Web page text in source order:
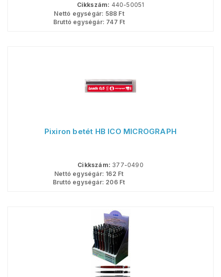
Cikkszám: 440-50051
Nettó egységár: 588 Ft
Bruttó egységár: 747 Ft
Pixiron betét HB ICO MICROGRAPH
Cikkszám: 377-0490
Nettó egységár: 162 Ft
Bruttó egységár: 206Ft